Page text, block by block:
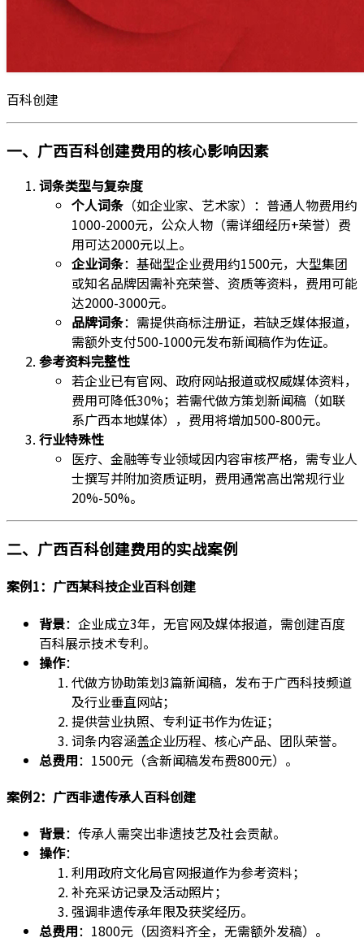
百科创建
一、广西百科创建费用的核心影响因素
词条类型与复杂度
个人词条 （如企业家、艺术家）：普通人物费用约
1000-2000元，公众人物（需详细经历+荣誉）费
用可达2000元以上。
企业词条：基础型企业费用约1500元，大型集团
或知名品牌因需补充荣誉、资质等资料，费用可能
达2000-3000元。
品牌词条：需提供商标注册证，若缺乏媒体报道，
需额外支付500-1000元发布新闻稿作为佐证。
参考资料完整性
若企业已有官网、政府网站报道或权威媒体资料，
费用可降低30%；若需代做方策划新闻稿（如联
系广西本地媒体），费用将增加500-800元。
行业特殊性
医疗、金融等专业领域因内容审核严格，需专业人
士撰写并附加资质证明，费用通常高出常规行业
20%-50%。
二、广西百科创建费用的实战案例
案例1：广西某科技企业百科创建
背景：企业成立3年，无官网及媒体报道，需创建百度
百科展示技术专利。
操作：
代做方协助策划3篇新闻稿，发布于广西科技频道
及行业垂直网站；
提供营业执照、专利证书作为佐证；
词条内容涵盖企业历程、核心产品、团队荣誉。
总费用：1500元（含新闻稿发布费800元）。
案例2：广西非遗传承人百科创建
背景：传承人需突出非遗技艺及社会贡献。
操作：
利用政府文化局官网报道作为参考资料；
补充采访记录及活动照片；
强调非遗传承年限及获奖经历。
总费用：1800元（因资料齐全，无需额外发稿）。